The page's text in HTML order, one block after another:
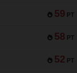
59 PT
58 PT
52 PT